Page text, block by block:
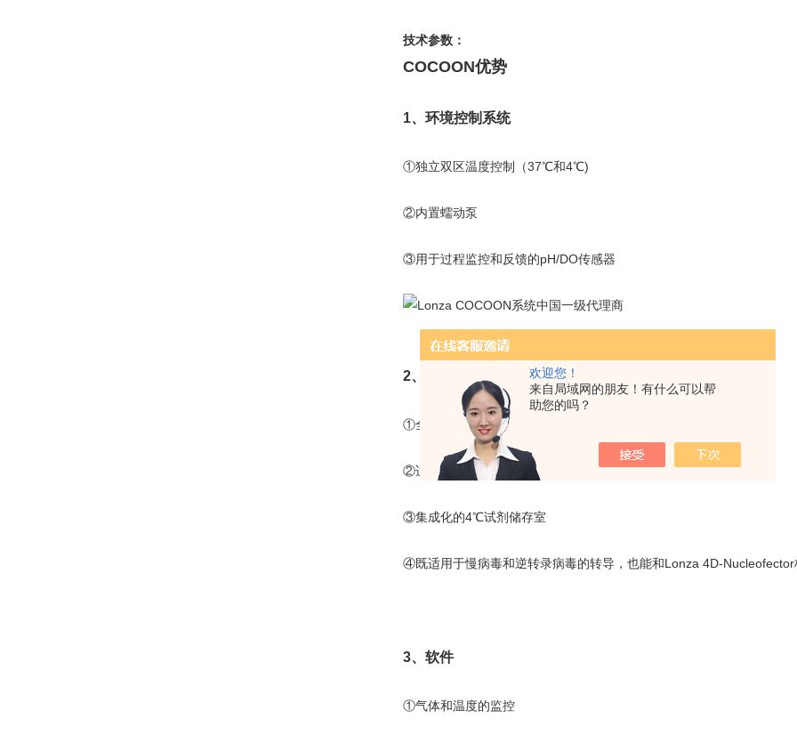
欢迎您！
来自局域网的朋友！有什么可以帮
助您的吗？
技术参数：
COCOON优势
1、环境控制系统
①独立双区温度控制（37℃和4℃)
②内置蠕动泵
③用于过程监控和反馈的pH/DO传感器
2、定制化的cassette耗材
①全封闭系统，一次性，灵活性
②适用于贴壁细胞、悬浮细胞
③集成化的4℃试剂储存室
④既适用于慢病毒和逆转录病毒的转导，也能和Lonza 4D-Nucleofector
3、软件
①气体和温度的监控